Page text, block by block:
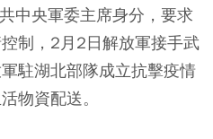
中央軍委主席身分，要求
制，2月2日解放軍接手武
駐湖北部隊成立抗擊疫情
物資配送。